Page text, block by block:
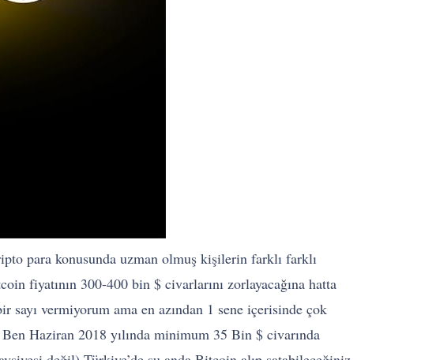
para konusunda uzman olmuş kişilerin farklı farklı
fiyatının 300-400 bin $ civarlarını zorlayacağına hatta
sayı vermiyorum ama en azından 1 sene içerisinde çok
Haziran 2018 yılında minimum 35 Bin $ civarında